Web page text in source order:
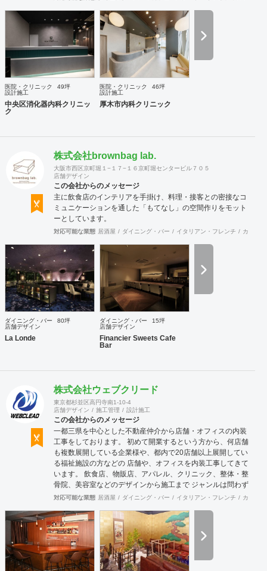
でおります。 お客様満足を追求し「あなたに出会えてよかっ
た企業」であり続けれるよう貢献していきます。 医療施設に
特化した内装デザイン・施工の提供ブラインド『Clione』も
展開中です！ 是非ご連絡をお待ちしております！！
医院・クリニック
49坪
設計施工
中央区消化器内科クリニッ
ク
医院・クリニック
46坪
設計施工
厚木市内科クリニック
株式会社brownbag lab.
大阪市西区京町堀１−１７−１６京町堀センタービル７０５
店舗デザイン
この会社からのメッセージ
主に飲食店のインテリアを手掛け、料理・接客との密接なコ
ミュニケーションを通した「もてなし」の空間作りをモット
ーとしています。
対応可能な業態 居酒屋 ダイニング・バー イタリアン・フレンチ カフェ
ダイニング・バー
80坪
店舗デザイン
La Londe
ダイニング・バー
15坪
店舗デザイン
Financier Sweets Cafe
Bar
株式会社ウェブクリード
東京都杉並区高円寺南1-10-4
店舗デザイン
施工管理 設計施工
この会社からのメッセージ
一都三県を中心とした不動産仲介から店舗・オフィスの内装
工事をしております。 初めて開業するという方から、何店舗
も複数展開している企業様や、都内で20店舗以上展開してい
る福祉施設の方などの 店舗や、オフィスを内装工事してきて
います。 飲食店、物販店、アパレル、クリニック、整体・整
骨院、美容室などのデザインから施工まで ジャンルは問わず
に設計施工してきております。
対応可能な業態 居酒屋 ダイニング・バー イタリアン・フレンチ カフェ